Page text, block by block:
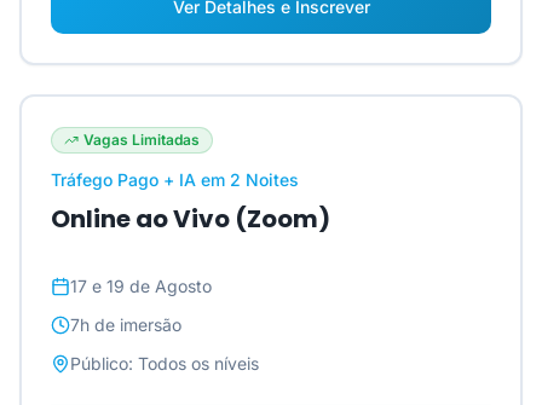
Ver Detalhes e Inscrever
Vagas Limitadas
Tráfego Pago + IA em 2 Noites
Online ao Vivo (Zoom)
17 e 19 de Agosto
7h de imersão
Público: Todos os níveis